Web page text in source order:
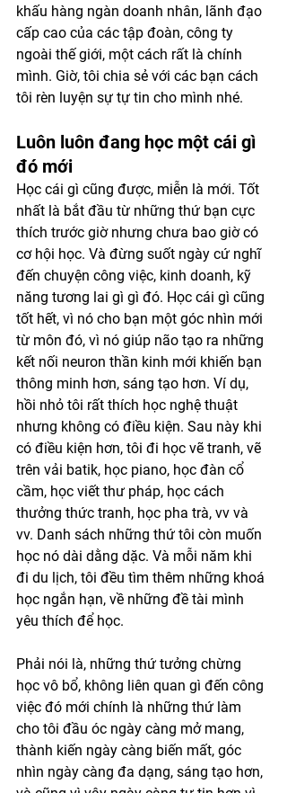
khấu hàng ngàn doanh nhân, lãnh đạo
cấp cao của các tập đoàn, công ty
ngoài thế giới, một cách rất là chính
mình. Giờ, tôi chia sẻ với các bạn cách
tôi rèn luyện sự tự tin cho mình nhé.
Luôn luôn đang học một cái gì
đó mới
Học cái gì cũng được, miễn là mới. Tốt
nhất là bắt đầu từ những thứ bạn cực
thích trước giờ nhưng chưa bao giờ có
cơ hội học. Và đừng suốt ngày cứ nghĩ
đến chuyện công việc, kinh doanh, kỹ
năng tương lai gì gì đó. Học cái gì cũng
tốt hết, vì nó cho bạn một góc nhìn mới
từ môn đó, vì nó giúp não tạo ra những
kết nối neuron thần kinh mới khiến bạn
thông minh hơn, sáng tạo hơn. Ví dụ,
hồi nhỏ tôi rất thích học nghệ thuật
nhưng không có điều kiện. Sau này khi
có điều kiện hơn, tôi đi học vẽ tranh, vẽ
trên vải batik, học piano, học đàn cổ
cầm, học viết thư pháp, học cách
thưởng thức tranh, học pha trà, vv và
vv. Danh sách những thứ tôi còn muốn
học nó dài dằng dặc. Và mỗi năm khi
đi du lịch, tôi đều tìm thêm những khoá
học ngắn hạn, về những đề tài mình
yêu thích để học.
Phải nói là, những thứ tưởng chừng
học vô bổ, không liên quan gì đến công
việc đó mới chính là những thứ làm
cho tôi đầu óc ngày càng mở mang,
thành kiến ngày càng biến mất, góc
nhìn ngày càng đa dạng, sáng tạo hơn,